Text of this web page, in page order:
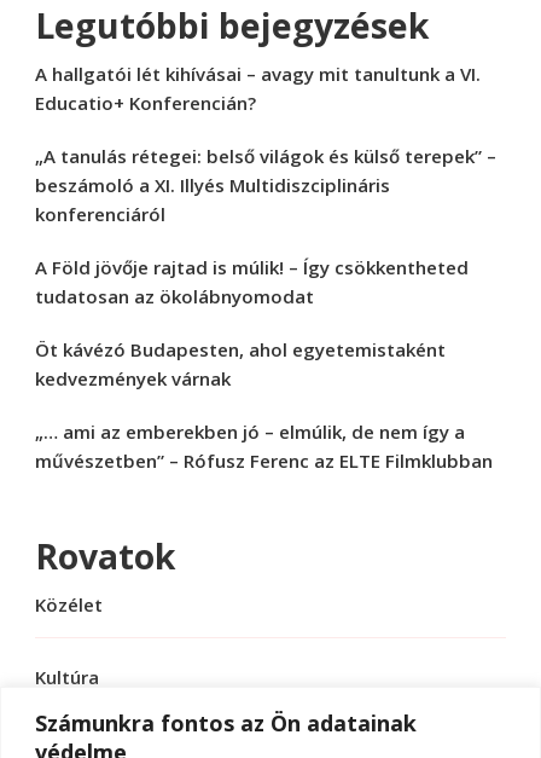
Számunkra fontos az Ön adatainak
védelme
Legutóbbi bejegyzések
A hallgatói lét kihívásai – avagy mit tanultunk a VI.
Educatio+ Konferencián?
„A tanulás rétegei: belső világok és külső terepek” –
beszámoló a XI. Illyés Multidiszciplináris
konferenciáról
A Föld jövője rajtad is múlik! – Így csökkentheted
tudatosan az ökolábnyomodat
Öt kávézó Budapesten, ahol egyetemistaként
kedvezmények várnak
„… ami az emberekben jó – elmúlik, de nem így a
művészetben” – Rófusz Ferenc az ELTE Filmklubban
Rovatok
Közélet
Kultúra
Sport